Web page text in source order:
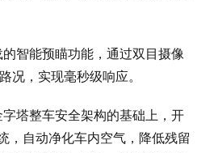
智能预瞄功能，通过双目摄像
况，实现毫秒级响应。
塔整车安全架构的基础上，开
，自动净化车内空气，降低残留